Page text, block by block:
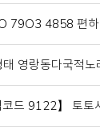
79O3 4858 편
영랑동다국적노
드 9122】 토